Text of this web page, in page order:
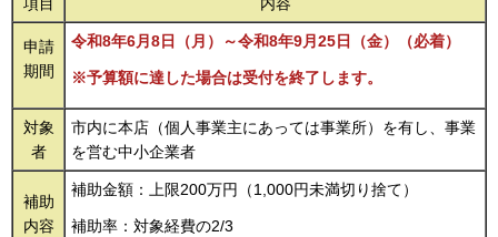
項目 内容
申請
期間
令和8年6月8日（月）～令和8年9月25日（金）（必着）
※予算額に達した場合は受付を終了します。
対象
者
市内に本店（個人事業主にあっては事業所）を有し、事業
を営む中小企業者
補助
内容
補助金額：上限200万円（1,000円未満切り捨て）
補助率：対象経費の2/3